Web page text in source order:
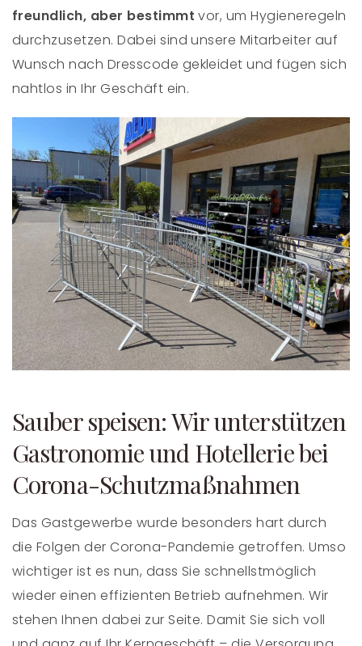
freundlich, aber bestimmt vor, um Hygieneregeln
durchzusetzen. Dabei sind unsere Mitarbeiter auf
Wunsch nach Dresscode gekleidet und fügen sich
nahtlos in Ihr Geschäft ein.
Sauber speisen: Wir unterstützen
Gastronomie und Hotellerie bei
Corona-Schutzmaßnahmen
Das Gastgewerbe wurde besonders hart durch
die Folgen der Corona-Pandemie getroffen. Umso
wichtiger ist es nun, dass Sie schnellstmöglich
wieder einen effizienten Betrieb aufnehmen. Wir
stehen Ihnen dabei zur Seite. Damit Sie sich voll